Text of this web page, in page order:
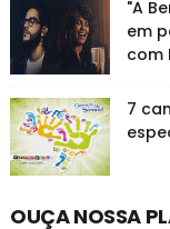
"A
em
com
7
OUÇA NOSSA